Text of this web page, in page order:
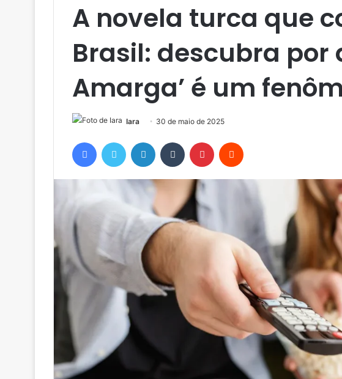
A novela turca que
Brasil: descubra por
Amarga’ é um
Iara 30 de maio de 2025
FacebookTwitter Linkedin Tumblr Pinterest